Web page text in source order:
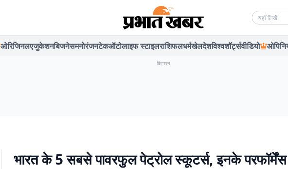
Search
ओरिजिनलएजुकेशनबिजनेसमनोरंजनटेकऑटोलाइफ स्टाइलराशिफलधर्मखेलदेशविश्वशॉर्ट्सवीडियो
विज्ञापन
भारत के 5 सबसे पावरफुल पेट्रोल स्कूटर्स, इनके